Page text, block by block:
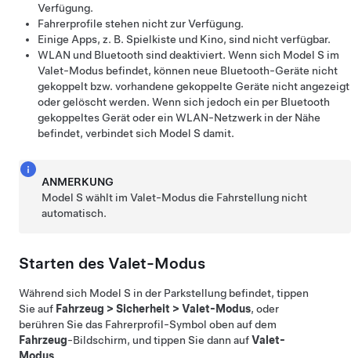
Verfügung.
Fahrerprofile stehen nicht zur Verfügung.
Einige Apps, z. B. Spielkiste und Kino, sind nicht verfügbar.
WLAN und Bluetooth sind deaktiviert. Wenn sich Model S im
Valet-Modus befindet, können neue Bluetooth-Geräte nicht
gekoppelt bzw. vorhandene gekoppelte Geräte nicht angezeigt
oder gelöscht werden. Wenn sich jedoch ein per Bluetooth
gekoppeltes Gerät oder ein WLAN-Netzwerk in der Nähe
befindet, verbindet sich Model S damit.
ANMERKUNG
Model S wählt im Valet-Modus die Fahrstellung nicht
automatisch.
Starten des Valet-Modus
Während sich Model S in der Parkstellung befindet, tippen
Sie auf Fahrzeug > Sicherheit > Valet-Modus, oder
berühren Sie das Fahrerprofil-Symbol oben auf dem
Fahrzeug-Bildschirm, und tippen Sie dann aufValet-
Modus.